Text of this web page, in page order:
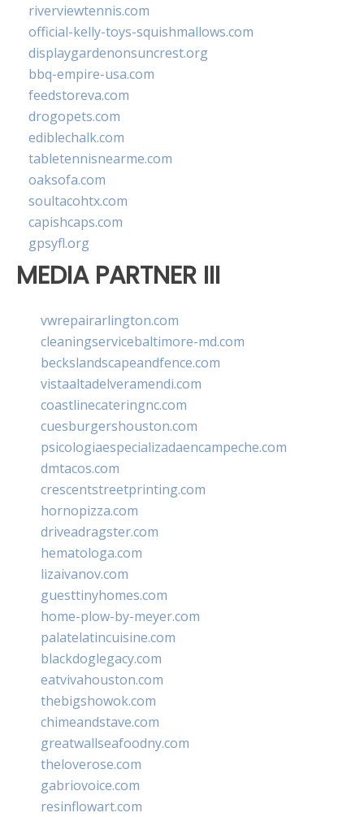
riverviewtennis.com
official-kelly-toys-squishmallows.com
displaygardenonsuncrest.org
bbq-empire-usa.com
feedstoreva.com
drogopets.com
ediblechalk.com
tabletennisnearme.com
oaksofa.com
soultacohtx.com
capishcaps.com
gpsyfl.org
MEDIA PARTNER III
vwrepairarlington.com
cleaningservicebaltimore-md.com
beckslandscapeandfence.com
vistaaltadelveramendi.com
coastlinecateringnc.com
cuesburgershouston.com
psicologiaespecializadaencampeche.com
dmtacos.com
crescentstreetprinting.com
hornopizza.com
driveadragster.com
hematologa.com
lizaivanov.com
guesttinyhomes.com
home-plow-by-meyer.com
palatelatincuisine.com
blackdoglegacy.com
eatvivahouston.com
thebigshowok.com
chimeandstave.com
greatwallseafoodny.com
theloverose.com
gabriovoice.com
resinflowart.com